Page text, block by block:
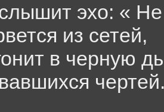
эхо: «
из сетей,
в черную